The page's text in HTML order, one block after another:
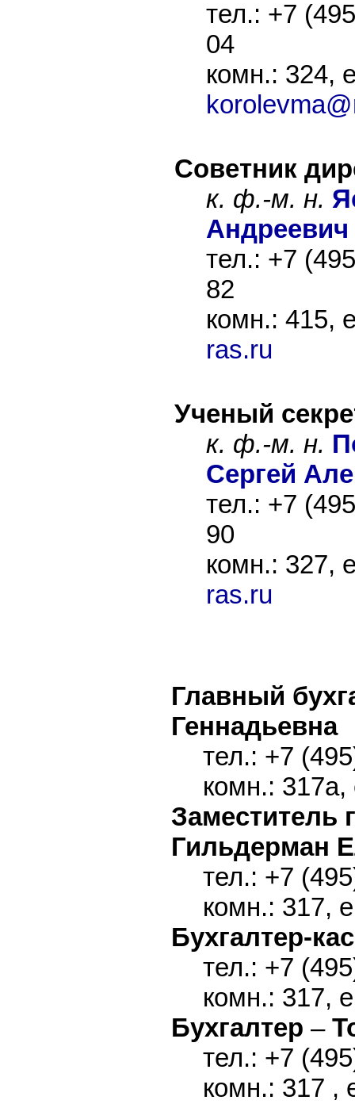
тел.: +7
04
комн.: 324,
Cоветник
к. ф.-м. н.
Андреевич
тел.: +7
82
комн.: 415,
ras.ru
Ученый
к. ф.-м. н.
Сергей
тел.: +7
90
комн.: 327,
ras.ru
Главный
Геннадьевна
тел.: +7
комн.:
Заместитель
Гильдерман
тел.: +7
комн.: 317,
Бухгалтер-
тел.: +7
комн.: 317,
Бухгалтер –
тел.: +7
комн.: 317 ,